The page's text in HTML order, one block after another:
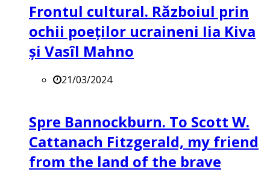
Frontul cultural. Războiul prin
ochii poeților ucraineni Iia Kiva
și Vasîl Mahno
21/03/2024
Spre Bannockburn. To Scott W.
Cattanach Fitzgerald, my friend
from the land of the brave